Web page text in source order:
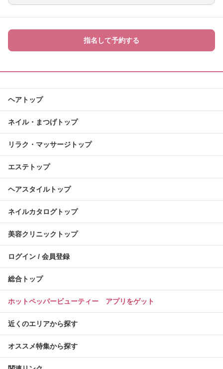
指名して予約する
ヘアトップ
ネイル・まつげトップ
リラク・マッサージトップ
エステトップ
ヘアスタイルトップ
ネイルカタログトップ
美容クリニックトップ
ログイン / 会員登録
総合トップ
ホットペッパービューティー アプリをゲット
近くのエリアから探す
オススメ特集から探す